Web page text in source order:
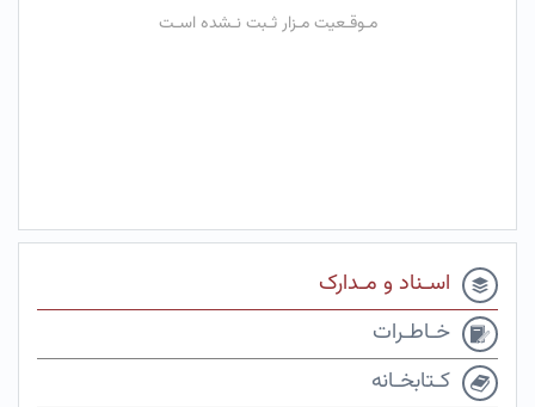
مـوقـعیت مـزار ثـبت نـشده اسـت
اسـناد و مـدارک
خـاطـرات
کـتابخـانه